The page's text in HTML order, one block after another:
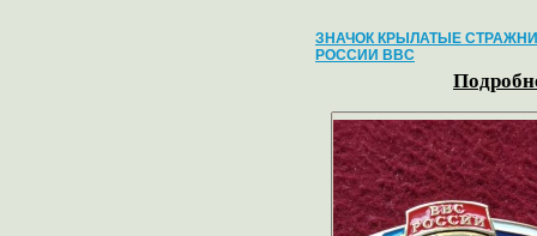
ЗНАЧОК КРЫЛАТЫЕ
РОССИИ ВВС